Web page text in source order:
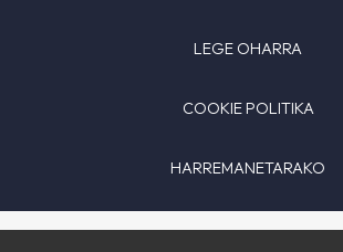
LEGE OHARRA
COOKIE POLITIKA
HARREMANETARAKO